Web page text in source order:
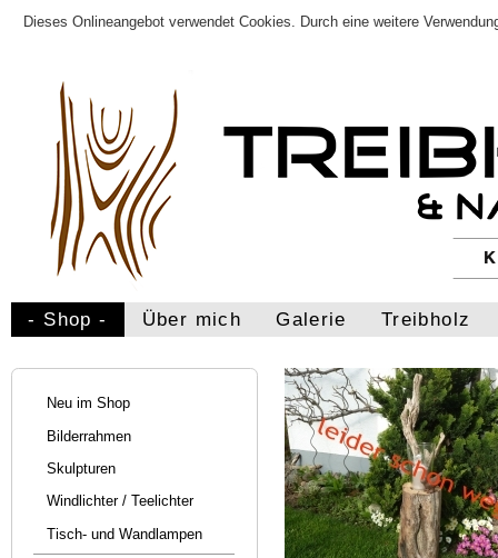
Dieses Onlineangebot verwendet Cookies. Durch eine weitere
- Shop - Über mich Galerie Treibholz
Neu im Shop
Bilderrahmen
Skulpturen
Windlichter / Teelichter
Tisch- und Wandlampen